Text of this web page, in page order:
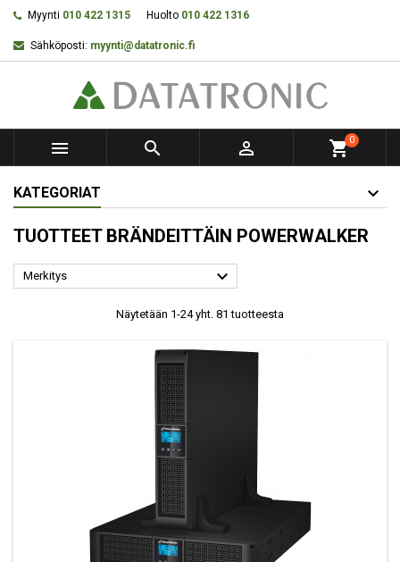
Myynti 010 422 1315 Huolto 010 422 1316
Sähköposti: myynti@datatronic.fi
   shopping_cart0
KATEGORIAT
TUOTTEET BRÄNDEITTÄIN POWERWALKER
Merkitys 
Näytetään 1-24 yht. 81 tuotteesta